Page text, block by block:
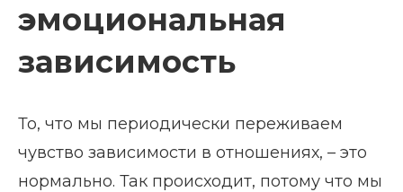
эмоциональная
зависимость
То, что мы периодически переживаем
чувство зависимости в отношениях, – это
нормально. Так происходит, потому что мы